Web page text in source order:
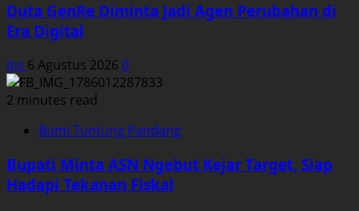
Duta GenRe Diminta Jadi Agen Perubahan di
Era Digital
Ins 6 Agustus 2026 0
2 minutes read
Bumi Tuntung Pandang
Bupati Minta ASN Ngebut Kejar Target, Siap
Hadapi Tekanan Fiskal